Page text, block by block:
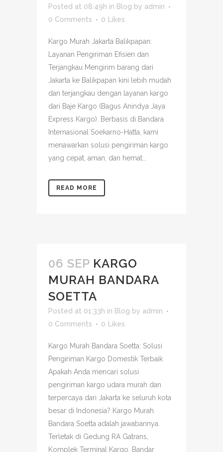
Posted at 08:49h in Blog by admin
0 Comments
0 Likes
Kargo Murah Jakarta Balikpapan:
Layanan Pengiriman Efisien dan
Terjangkau Mengirim barang dari
Jakarta ke Balikpapan kini lebih mudah
dan terjangkau dengan layanan kargo
dari Baje Kargo (Bagus Anindya Jaya
Express Kargo). Berbasis di Bandara
Internasional Soekarno-Hatta, kami
menawarkan solusi pengiriman kargo
yang cepat, aman, dan hemat...
READ MORE
06 SEP KARGO
MURAH BANDARA
SOETTA
Posted at 01:33h in Blog by admin
0 Comments
0 Likes
Kargo Murah Bandara Soetta: Solusi
Pengiriman Kargo Domestik Terbaik
Apakah Anda mencari solusi
pengiriman kargo udara murah dan
terpercaya dari Jakarta ke seluruh kota
besar di Indonesia? Kargo Murah
Bandara Soetta adalah jawabannya.
Terletak di Gedung RA Gatrans,
Komplek Terminal Kargo, Bandar